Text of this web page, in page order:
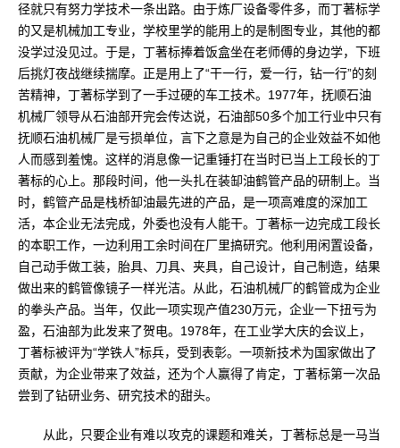
径就只有努力学技术一条出路。由于炼厂设备零件多，而丁著标学
的又是机械加工专业，学校里学的能用上的是制图专业，其他的都
没学过没见过。于是，丁著标捧着饭盒坐在老师傅的身边学，下班
后挑灯夜战继续揣摩。正是用上了“干一行，爱一行，钻一行”的刻
苦精神，丁著标学到了一手过硬的车工技术。1977年，抚顺石油
机械厂领导从石油部开完会传达说，石油部50多个加工行业中只有
抚顺石油机械厂是亏损单位，言下之意是为自己的企业效益不如他
人而感到羞愧。这样的消息像一记重锤打在当时已当上工段长的丁
著标的心上。那段时间，他一头扎在装缷油鹤管产品的研制上。当
时，鹤管产品是栈桥缷油最先进的产品，是一项高难度的深加工
活，本企业无法完成，外委也没有人能干。丁著标一边完成工段长
的本职工作，一边利用工余时间在厂里搞研究。他利用闲置设备，
自己动手做工装，胎具、刀具、夹具，自己设计，自己制造，结果
做出来的鹤管像镜子一样光洁。从此，石油机械厂的鹤管成为企业
的拳头产品。当年，仅此一项实现产值230万元，企业一下扭亏为
盈，石油部为此发来了贺电。1978年，在工业学大庆的会议上，
丁著标被评为“学铁人”标兵，受到表彰。一项新技术为国家做出了
贡献，为企业带来了效益，还为个人赢得了肯定，丁著标第一次品
尝到了钻研业务、研究技术的甜头。
从此，只要企业有难以攻克的课题和难关，丁著标总是一马当